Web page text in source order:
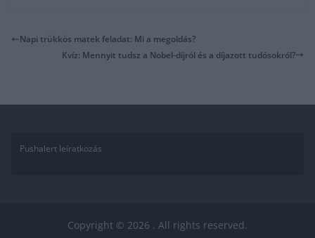
Napi trükkös matek feladat: Mi a megoldás?
Kvíz: Mennyit tudsz a Nobel-díjról és a díjazott tudósokról?
Pushalert leíratkozás
Copyright © 2026 . All rights reserved.